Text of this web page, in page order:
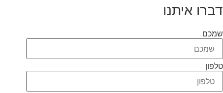
דברו איתנו
שמכם
טלפון